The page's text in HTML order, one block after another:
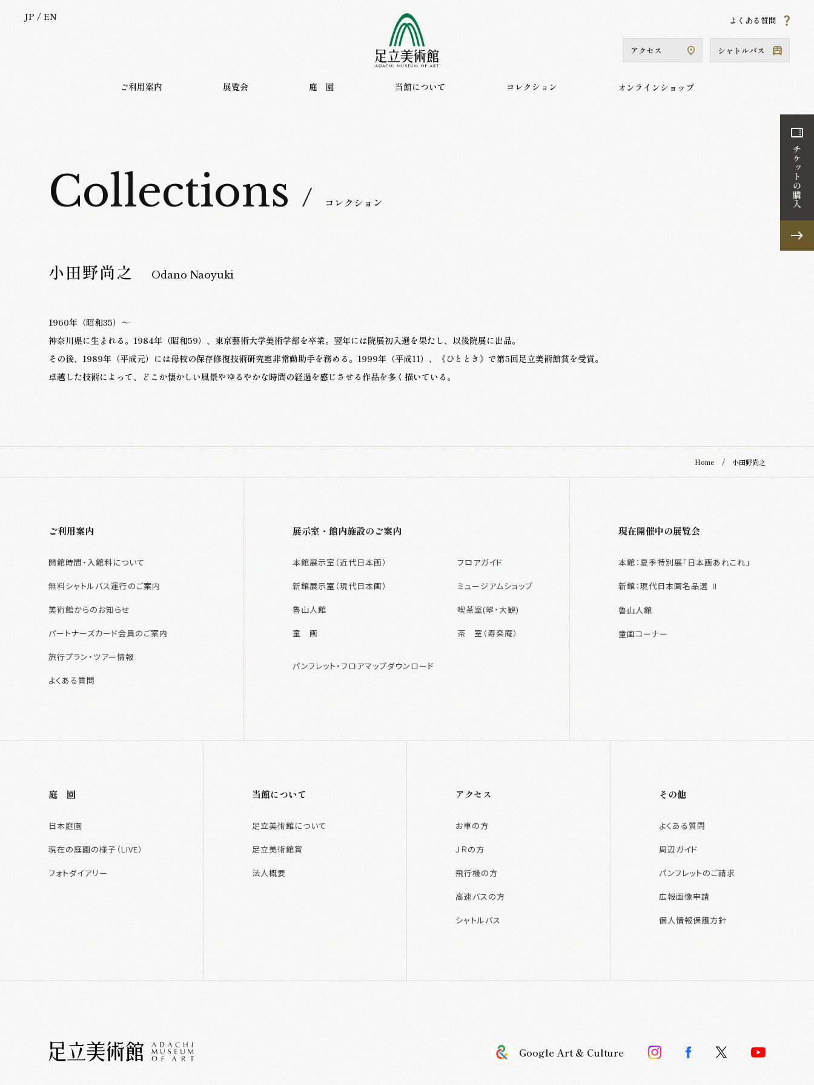
JP / EN よくある質問
アクセス シャトルバス
ご利用案内 展覧会 庭 園 当館について コレクション オンラインショップ
チケットの購入
展覧会 コレクション オンラインショップ
ご利用案内
開館時間・入館料について
無料シャトルバス運行のご案内
パートナーズカード会員のご案内
展示室 館内施設
喫茶室(翆・大観)
Collections / コレクション
小田野尚之 Odano Naoyuki
1960年（昭和35）～
神奈川県に生まれる。1984年（昭和59）、東京藝術大学美術学部を卒業。翌年には院展初入選を果たし、以後院展に出品。
その後、1989年（平成元）には母校の保存修復技術研究室非常勤助手を務める。1999年（平成11）、《ひととき》で第5回足立美術館賞を受賞。
卓越した技術によって、どこか懐かしい風景やゆるやかな時間の経過を感じさせる作品を多く描いている。
Home 小田野尚之
ご利用案内
開館時間・入館料について
無料シャトルバス運行のご案内
美術館からのお知らせ
パートナーズカード会員のご案内
旅行プラン・ツアー情報
よくある質問
展示室・館内施設のご案内
本館展示室（近代日本画）
新館展示室（現代日本画）
魯山人館
童 画
フロアガイド
ミュージアムショップ
喫茶室(翆・大観)
茶 室（寿楽庵）
パンフレット・フロアマップダウンロード
現在開催中の展覧会
本館：夏季特別展「日本画あれこれ」
新館：現代日本画名品選 Ⅱ
魯山人館
童画コーナー
庭 園
日本庭園
現在の庭園の様子（LIVE）
フォトダイアリー
当館について
足立美術館について
足立美術館賞
法人概要
アクセス
お車の方
ＪＲの方
飛行機の方
高速バスの方
シャトルバス
その他
よくある質問
周辺ガイド
パンフレットのご請求
広報画像申請
個人情報保護方針
Google Art & Culture